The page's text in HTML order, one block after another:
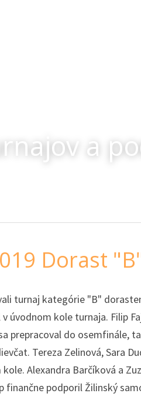
a
Dorast
turnaj kategórie "B"
úvodnom kole turnaja. Filip
prepracoval do osemfinále,
Tereza Zelinová, Sara
Alexandra Barčíková a
finančne podporil Žilinský